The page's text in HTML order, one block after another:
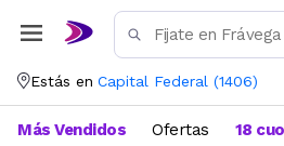
Estás en Capital Federal (1406)
Más Vendidos Ofertas 18